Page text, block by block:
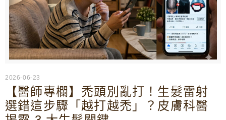
2026-06-23
【醫師專欄】禿頭別亂打！生髮雷射
選錯這步驟「越打越禿」？皮膚科醫